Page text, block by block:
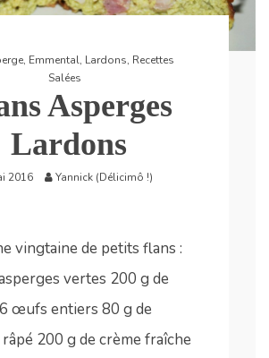
, Emmental, Lardons, Recettes
Salées
Asperges
Lardons
2016 Yannick (Délicimô !)
vingtaine de petits flans :
vertes 200 g de
œufs entiers 80 g de
200 g de crème fraîche